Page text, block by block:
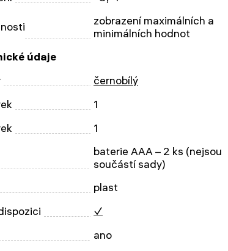
zobrazení maximálních a
minimálních hodnot
údaje
černobílý
1
1
baterie AAA – 2 ks (nejsou
součástí sady)
plast
✓
ano